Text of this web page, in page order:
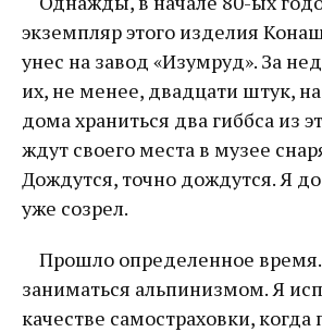
экземпляр этого изделия
унес на завод «Изумруд». За
их, не менее, двадцати штук,
дома храниться два гиббса из
ждут своего места в музее
Дождутся, точно дождутся. Я
уже созрел.
Прошло определенное время.
заниматься альпинизмом. Я
качестве самостраховки, когда